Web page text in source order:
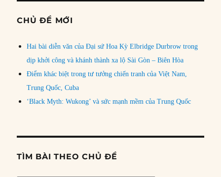
CHỦ ĐỀ MỚI
Hai bài diễn văn của Đại sứ Hoa Kỳ Elbridge Durbrow trong
dịp khởi công và khánh thành xa lộ Sài Gòn – Biên Hòa
Điểm khác biệt trong tư tưởng chiến tranh của Việt Nam,
Trung Quốc, Cuba
‘Black Myth: Wukong’ và sức mạnh mềm của Trung Quốc
TÌM BÀI THEO CHỦ ĐỀ